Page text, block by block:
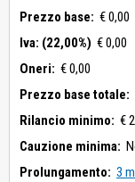
Prezzo base: € 0,00
Iva: (22,00%) € 0,00
Oneri: € 0,00
Prezzo base totale:
Rilancio minimo: €
Cauzione minima:
Prolungamento: 3